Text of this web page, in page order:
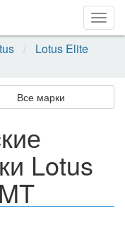
Lotus Elite
Все марки
Lotus